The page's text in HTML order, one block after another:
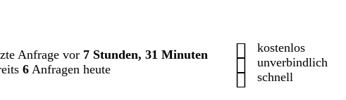
Anfrage vor 7 Stunden, 31 Minuten
6Anfragen heute
kostenlos
unverbindlich
schnell